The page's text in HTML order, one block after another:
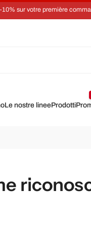
sur votre première
Le nostre lineeProdotti